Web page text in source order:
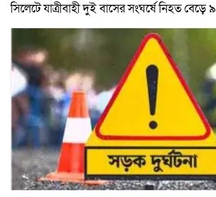
সিলেটে যাত্রীবাহী দুই বাসের সংঘর্ষে নিহত বেড়ে ৯